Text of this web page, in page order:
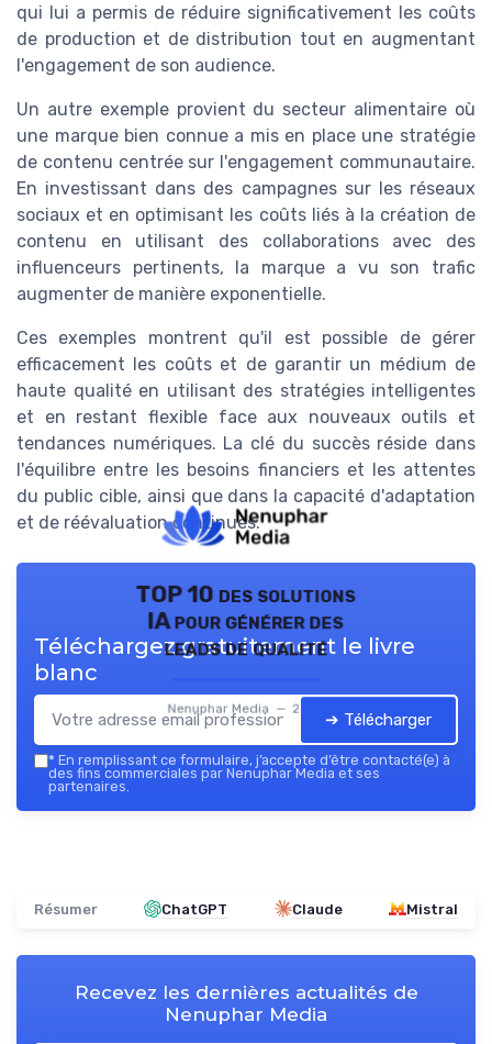
qui lui a permis de réduire significativement les coûts
de production et de distribution tout en augmentant
l'engagement de son audience.
Un autre exemple provient du secteur alimentaire où
une marque bien connue a mis en place une stratégie
de contenu centrée sur l'engagement communautaire.
En investissant dans des campagnes sur les réseaux
sociaux et en optimisant les coûts liés à la création de
contenu en utilisant des collaborations avec des
influenceurs pertinents, la marque a vu son trafic
augmenter de manière exponentielle.
Ces exemples montrent qu'il est possible de gérer
efficacement les coûts et de garantir un médium de
haute qualité en utilisant des stratégies intelligentes
et en restant flexible face aux nouveaux outils et
tendances numériques. La clé du succès réside dans
l'équilibre entre les besoins financiers et les attentes
du public cible, ainsi que dans la capacité d'adaptation
et de réévaluation continues.
TOP 10 des solutions
IA pour générer des
leads de qualité
Nenuphar Media — 2026
Téléchargez gratuitement le livre
blanc
➔ Télécharger
* En remplissant ce formulaire, j’accepte d’être contacté(e) à
des fins commerciales par Nenuphar Media et ses
partenaires.
Résumer ChatGPT Claude Mistral
Recevez les dernières actualités de
Nenuphar Media